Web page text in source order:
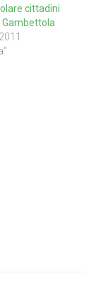
cittadini
Gambettola